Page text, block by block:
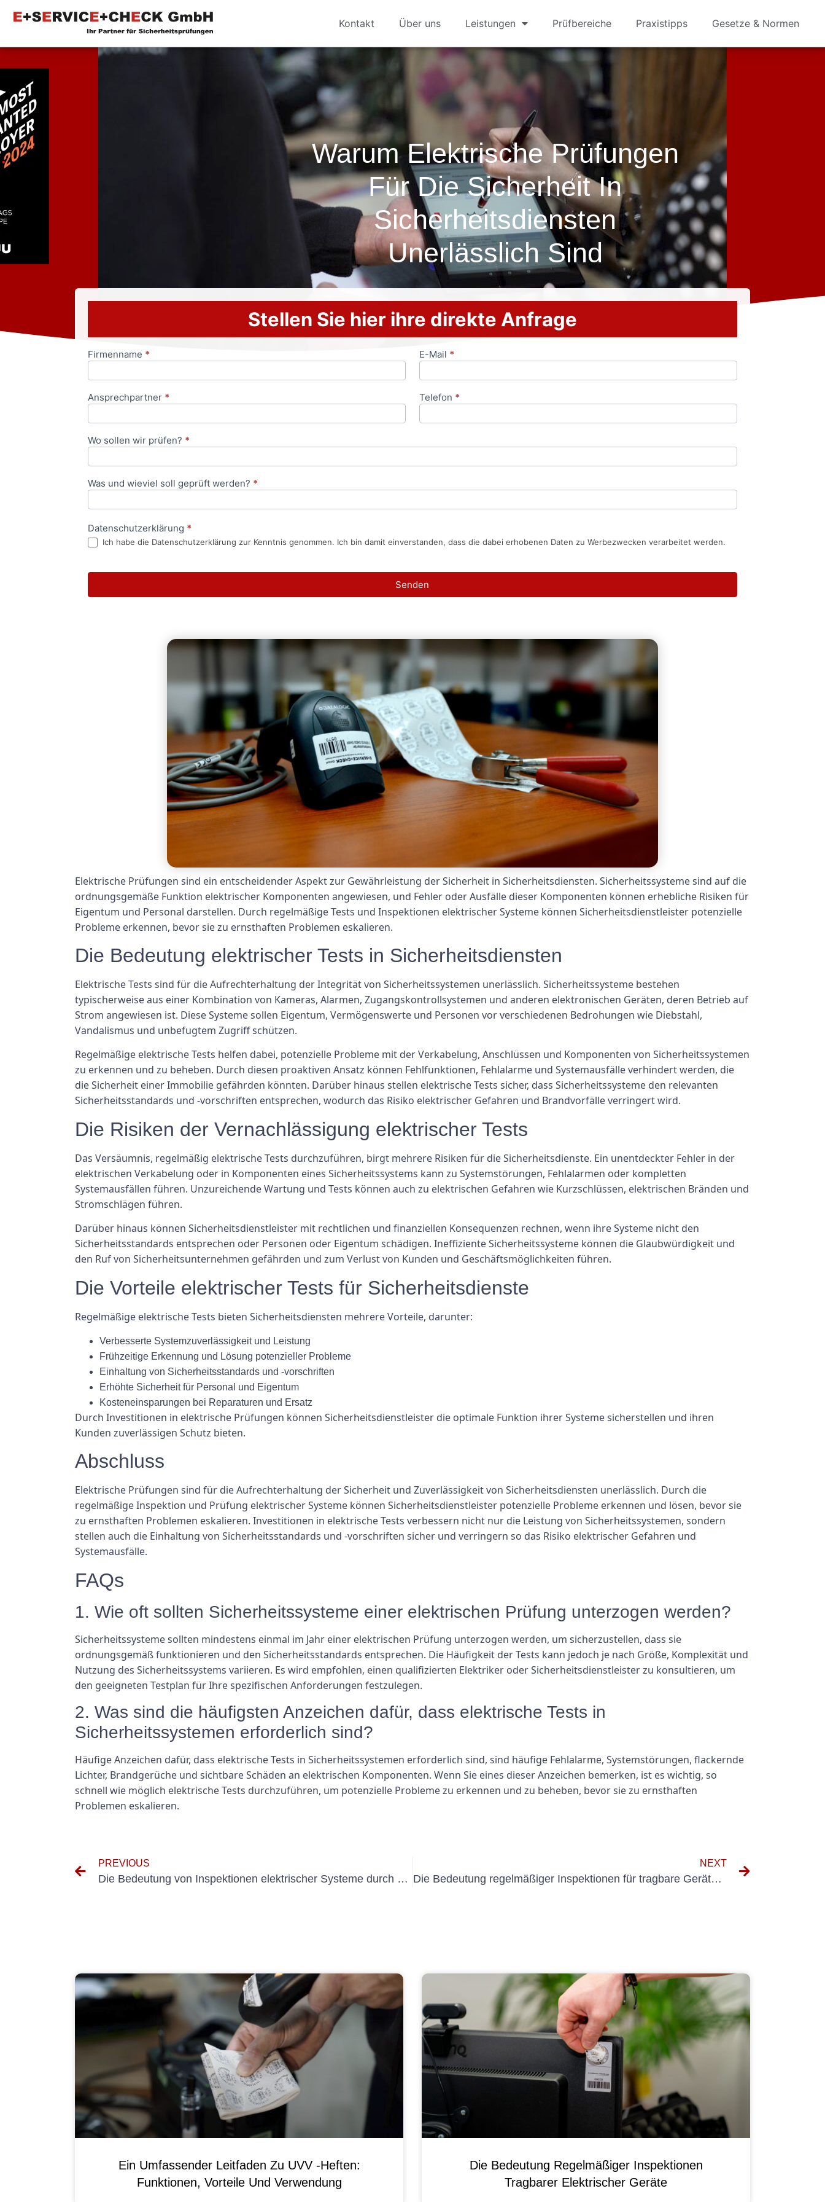
Kontakt Über uns Leistungen Prüfbereiche Praxistipps Gesetze & Normen
Warum Elektrische Prüfungen
Für Die Sicherheit In
Sicherheitsdiensten
Unerlässlich Sind
Stellen Sie hier ihre direkte Anfrage
Anfrageformular
Firmenname * E-Mail *
Ansprechpartner * Telefon *
Wo sollen wir prüfen? *
Was und wieviel soll geprüft werden? *
Datenschutzerklärung *
Ich habe die Datenschutzerklärung zur Kenntnis genommen. Ich bin damit einverstanden, dass die dabei erhobenen Daten zu Werbezwecken verarbeitet werden.
Senden
Elektrische Prüfungen sind ein entscheidender Aspekt zur Gewährleistung der Sicherheit in Sicherheitsdiensten. Sicherheitssysteme sind auf die
ordnungsgemäße Funktion elektrischer Komponenten angewiesen, und Fehler oder Ausfälle dieser Komponenten können erhebliche Risiken für
Eigentum und Personal darstellen. Durch regelmäßige Tests und Inspektionen elektrischer Systeme können Sicherheitsdienstleister potenzielle
Probleme erkennen, bevor sie zu ernsthaften Problemen eskalieren.
Die Bedeutung elektrischer Tests in Sicherheitsdiensten
Elektrische Tests sind für die Aufrechterhaltung der Integrität von Sicherheitssystemen unerlässlich. Sicherheitssysteme bestehen
typischerweise aus einer Kombination von Kameras, Alarmen, Zugangskontrollsystemen und anderen elektronischen Geräten, deren Betrieb auf
Strom angewiesen ist. Diese Systeme sollen Eigentum, Vermögenswerte und Personen vor verschiedenen Bedrohungen wie Diebstahl,
Vandalismus und unbefugtem Zugriff schützen.
Regelmäßige elektrische Tests helfen dabei, potenzielle Probleme mit der Verkabelung, Anschlüssen und Komponenten von Sicherheitssystemen
zu erkennen und zu beheben. Durch diesen proaktiven Ansatz können Fehlfunktionen, Fehlalarme und Systemausfälle verhindert werden, die
die Sicherheit einer Immobilie gefährden könnten. Darüber hinaus stellen elektrische Tests sicher, dass Sicherheitssysteme den relevanten
Sicherheitsstandards und -vorschriften entsprechen, wodurch das Risiko elektrischer Gefahren und Brandvorfälle verringert wird.
Die Risiken der Vernachlässigung elektrischer Tests
Das Versäumnis, regelmäßig elektrische Tests durchzuführen, birgt mehrere Risiken für die Sicherheitsdienste. Ein unentdeckter Fehler in der
elektrischen Verkabelung oder in Komponenten eines Sicherheitssystems kann zu Systemstörungen, Fehlalarmen oder kompletten
Systemausfällen führen. Unzureichende Wartung und Tests können auch zu elektrischen Gefahren wie Kurzschlüssen, elektrischen Bränden und
Stromschlägen führen.
Darüber hinaus können Sicherheitsdienstleister mit rechtlichen und finanziellen Konsequenzen rechnen, wenn ihre Systeme nicht den
Sicherheitsstandards entsprechen oder Personen oder Eigentum schädigen. Ineffiziente Sicherheitssysteme können die Glaubwürdigkeit und
den Ruf von Sicherheitsunternehmen gefährden und zum Verlust von Kunden und Geschäftsmöglichkeiten führen.
Die Vorteile elektrischer Tests für Sicherheitsdienste
Regelmäßige elektrische Tests bieten Sicherheitsdiensten mehrere Vorteile, darunter:
Verbesserte Systemzuverlässigkeit und Leistung
Frühzeitige Erkennung und Lösung potenzieller Probleme
Einhaltung von Sicherheitsstandards und -vorschriften
Erhöhte Sicherheit für Personal und Eigentum
Kosteneinsparungen bei Reparaturen und Ersatz
Durch Investitionen in elektrische Prüfungen können Sicherheitsdienstleister die optimale Funktion ihrer Systeme sicherstellen und ihren
Kunden zuverlässigen Schutz bieten.
Abschluss
Elektrische Prüfungen sind für die Aufrechterhaltung der Sicherheit und Zuverlässigkeit von Sicherheitsdiensten unerlässlich. Durch die
regelmäßige Inspektion und Prüfung elektrischer Systeme können Sicherheitsdienstleister potenzielle Probleme erkennen und lösen, bevor sie
zu ernsthaften Problemen eskalieren. Investitionen in elektrische Tests verbessern nicht nur die Leistung von Sicherheitssystemen, sondern
stellen auch die Einhaltung von Sicherheitsstandards und -vorschriften sicher und verringern so das Risiko elektrischer Gefahren und
Systemausfälle.
FAQs
1. Wie oft sollten Sicherheitssysteme einer elektrischen Prüfung unterzogen werden?
Sicherheitssysteme sollten mindestens einmal im Jahr einer elektrischen Prüfung unterzogen werden, um sicherzustellen, dass sie
ordnungsgemäß funktionieren und den Sicherheitsstandards entsprechen. Die Häufigkeit der Tests kann jedoch je nach Größe, Komplexität und
Nutzung des Sicherheitssystems variieren. Es wird empfohlen, einen qualifizierten Elektriker oder Sicherheitsdienstleister zu konsultieren, um
den geeigneten Testplan für Ihre spezifischen Anforderungen festzulegen.
2. Was sind die häufigsten Anzeichen dafür, dass elektrische Tests in
Sicherheitssystemen erforderlich sind?
Häufige Anzeichen dafür, dass elektrische Tests in Sicherheitssystemen erforderlich sind, sind häufige Fehlalarme, Systemstörungen, flackernde
Lichter, Brandgerüche und sichtbare Schäden an elektrischen Komponenten. Wenn Sie eines dieser Anzeichen bemerken, ist es wichtig, so
schnell wie möglich elektrische Tests durchzuführen, um potenzielle Probleme zu erkennen und zu beheben, bevor sie zu ernsthaften
Problemen eskalieren.
PREVIOUS
Die Bedeutung von Inspektionen elektrischer Systeme durch Detekteien
NEXT
Die Bedeutung regelmäßiger Inspektionen für tragbare Geräte: Wie oft ist genug?
Ein Umfassender Leitfaden Zu UVV -Heften:
Funktionen, Vorteile Und Verwendung
Die Bedeutung Regelmäßiger Inspektionen
Tragbarer Elektrischer Geräte